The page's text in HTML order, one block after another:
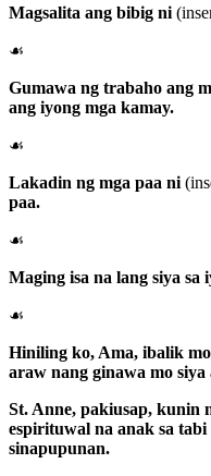
Magsalita ang bibig ni
☙
Gumawa ng trabaho ang
ang iyong mga kamay.
☙
Lakadin ng mga paa ni
paa.
☙
Maging isa na lang siya
☙
Hiniling ko, Ama, ibalik
araw nang ginawa mo
St. Anne, pakiusap, kunin
espirituwal na anak sa
sinapupunan.